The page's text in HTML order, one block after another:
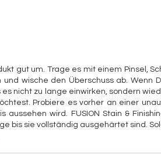
gut um. Trage es mit einem Pinsel,
und wische den Überschuss ab. Wenn
nicht zu lange einwirken, sondern
Probiere es vorher an einer
aussehen wird. FUSION Stain &
bis sie vollständig ausgehärtet sind.